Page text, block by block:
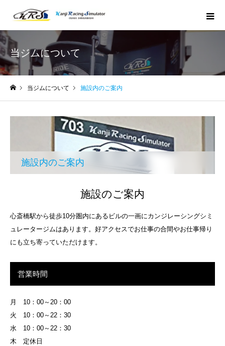
当ジムについて
当ジムについて 施設内のご案内
施設内のご案内
施設のご案内
心斎橋駅から徒歩10分圏内にあるビルの一画にカンジレーシングシミ
ュレータージムはあります。好アクセスでお仕事の合間やお仕事帰り
にも立ち寄っていただけます。
営業時間
月 10：00～20：00
火 10：00～22：30
水 10：00～22：30
木 定休日